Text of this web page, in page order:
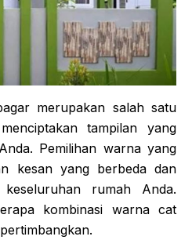
merupakan salah satu
tampilan yang
Pemilihan warna yang
kesan yang berbeda dan
keseluruhan rumah Anda.
kombinasi warna cat